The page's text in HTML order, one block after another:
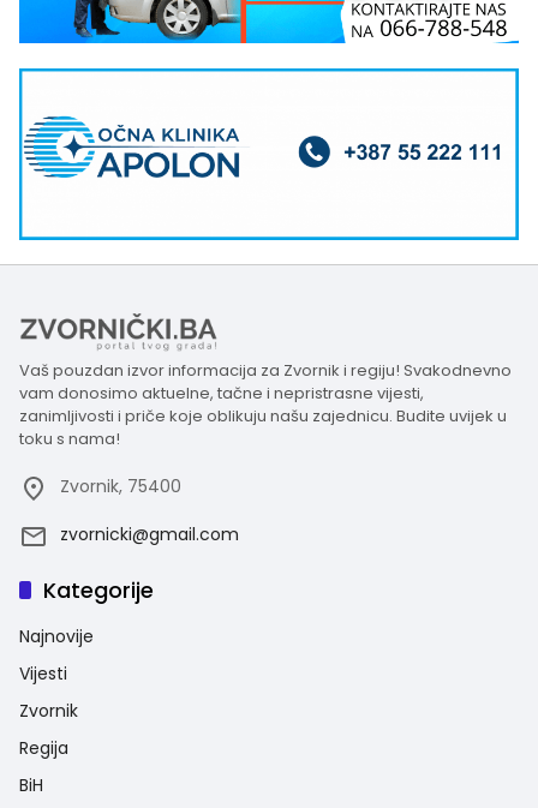
Vaš pouzdan izvor informacija za Zvornik i regiju! Svakodnevno
vam donosimo aktuelne, tačne i nepristrasne vijesti,
zanimljivosti i priče koje oblikuju našu zajednicu. Budite uvijek u
toku s nama!
Zvornik, 75400
zvornicki@gmail.com
Kategorije
Najnovije
Vijesti
Zvornik
Regija
BiH